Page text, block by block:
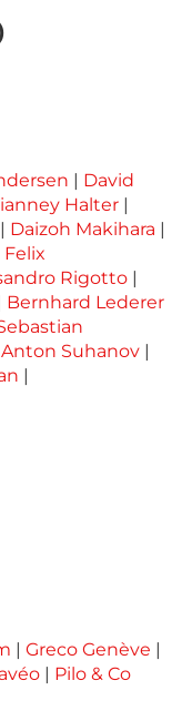
| David
Halter |
| Daizoh Makihara |
Felix
Rigotto |
Bernhard Lederer
Anton Suhanov |
|
Greco Genève
Pilo & Co